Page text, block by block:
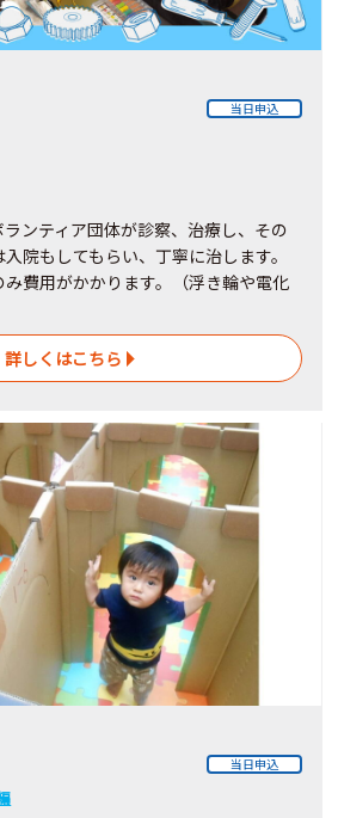
当日申込
ンティア団体が診察、治療し、その
院もしてもらい、丁寧に治します。
費用がかかります。（浮き輪や電化
詳しくはこちら
当日申込